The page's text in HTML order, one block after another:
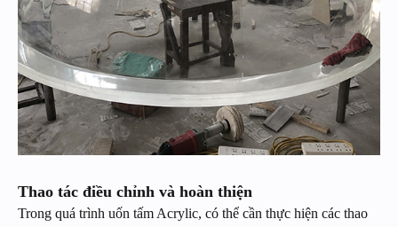
Thao tác điều chỉnh và hoàn thiện
Trong quá trình uốn tấm Acrylic, có thể cần thực hiện các thao